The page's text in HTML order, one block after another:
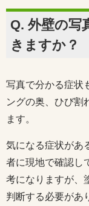
Q. 外壁の写
きますか？
写真で分かる症状
ングの奥、ひび割
ます。
気になる症状があ
者に現地で確認し
考になりますが、
判断する必要があ